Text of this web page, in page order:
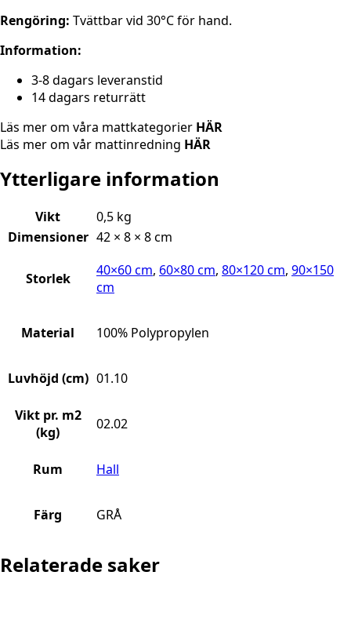
Rengöring: Tvättbar vid 30°C för hand.
Information:
3-8 dagars leveranstid
14 dagars returrätt
Läs mer om våra mattkategorier HÄR
Läs mer om vår mattinredning HÄR
Ytterligare information
Vikt
0,5 kg
Dimensioner 42 × 8 × 8 cm
Storlek 40×60 cm, 60×80 cm, 80×120 cm, 90×150
cm
Material 100% Polypropylen
Luvhöjd (cm) 01.10
Vikt pr. m2
(kg)
02.02
Rum Hall
Färg GRÅ
Relaterade saker